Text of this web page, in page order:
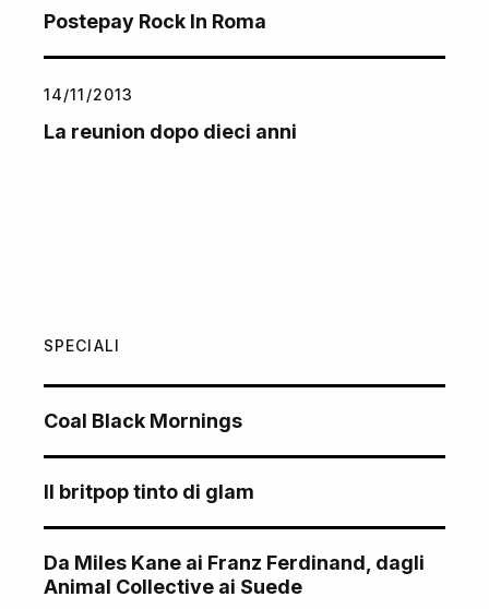
Postepay Rock In Roma
14/11/2013
La reunion dopo dieci anni
SPECIALI
Coal Black Mornings
Il britpop tinto di glam
Da Miles Kane ai Franz Ferdinand, dagli
Animal Collective ai Suede